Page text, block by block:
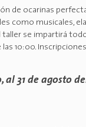
de ocarinas
como musicales,
taller se impartirá
10:00.
al 31 de agosto